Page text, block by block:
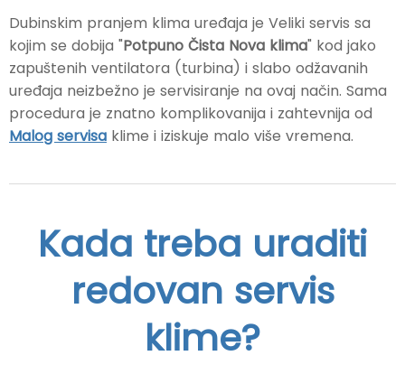
Dubinskim pranjem klima uređaja je Veliki servis sa
kojim se dobija "Potpuno Čista Nova klima" kod jako
zapuštenih ventilatora (turbina) i slabo odžavanih
uređaja neizbežno je servisiranje na ovaj način. Sama
procedura je znatno komplikovanija i zahtevnija od
Malog servisa klime i iziskuje malo više vremena.
Kada treba uraditi
redovan servis
klime?